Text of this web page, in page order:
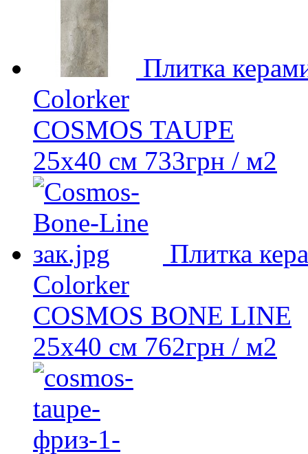
Плитка
Colorker
COSMOS TAUPE
25х40 см 733грн / м2
Плитка
Colorker
COSMOS BONE LINE
25х40 см 762грн / м2